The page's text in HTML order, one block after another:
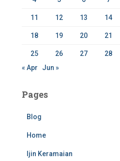
11 12 13 14
18 19 20 21
25 26 27 28
« Apr
Jun »
Pages
Blog
Home
Ijin Keramaian